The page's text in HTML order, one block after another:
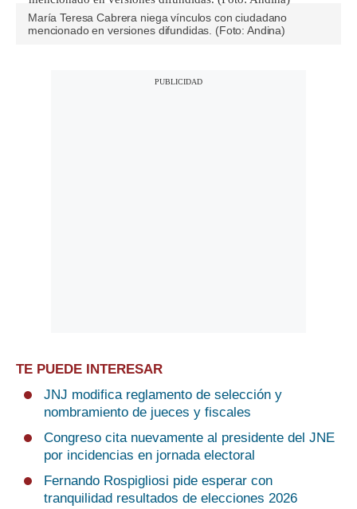
María Teresa Cabrera niega vínculos con ciudadano
mencionado en versiones difundidas. (Foto: Andina)
TE PUEDE INTERESAR
JNJ modifica reglamento de selección y
nombramiento de jueces y fiscales
Congreso cita nuevamente al presidente del JNE
por incidencias en jornada electoral
Fernando Rospigliosi pide esperar con
tranquilidad resultados de elecciones 2026